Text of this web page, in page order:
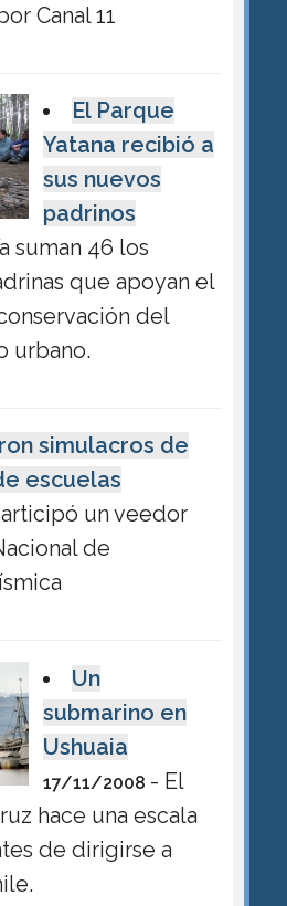
Canal 11
El Parque
Yatana recibió a
sus nuevos
padrinos
suman 46 los
que apoyan el
del
urbano.
simulacros de
escuelas
un veedor
de
Un
submarino en
Ushuaia
17/11/2008 - El
hace una escala
de dirigirse a